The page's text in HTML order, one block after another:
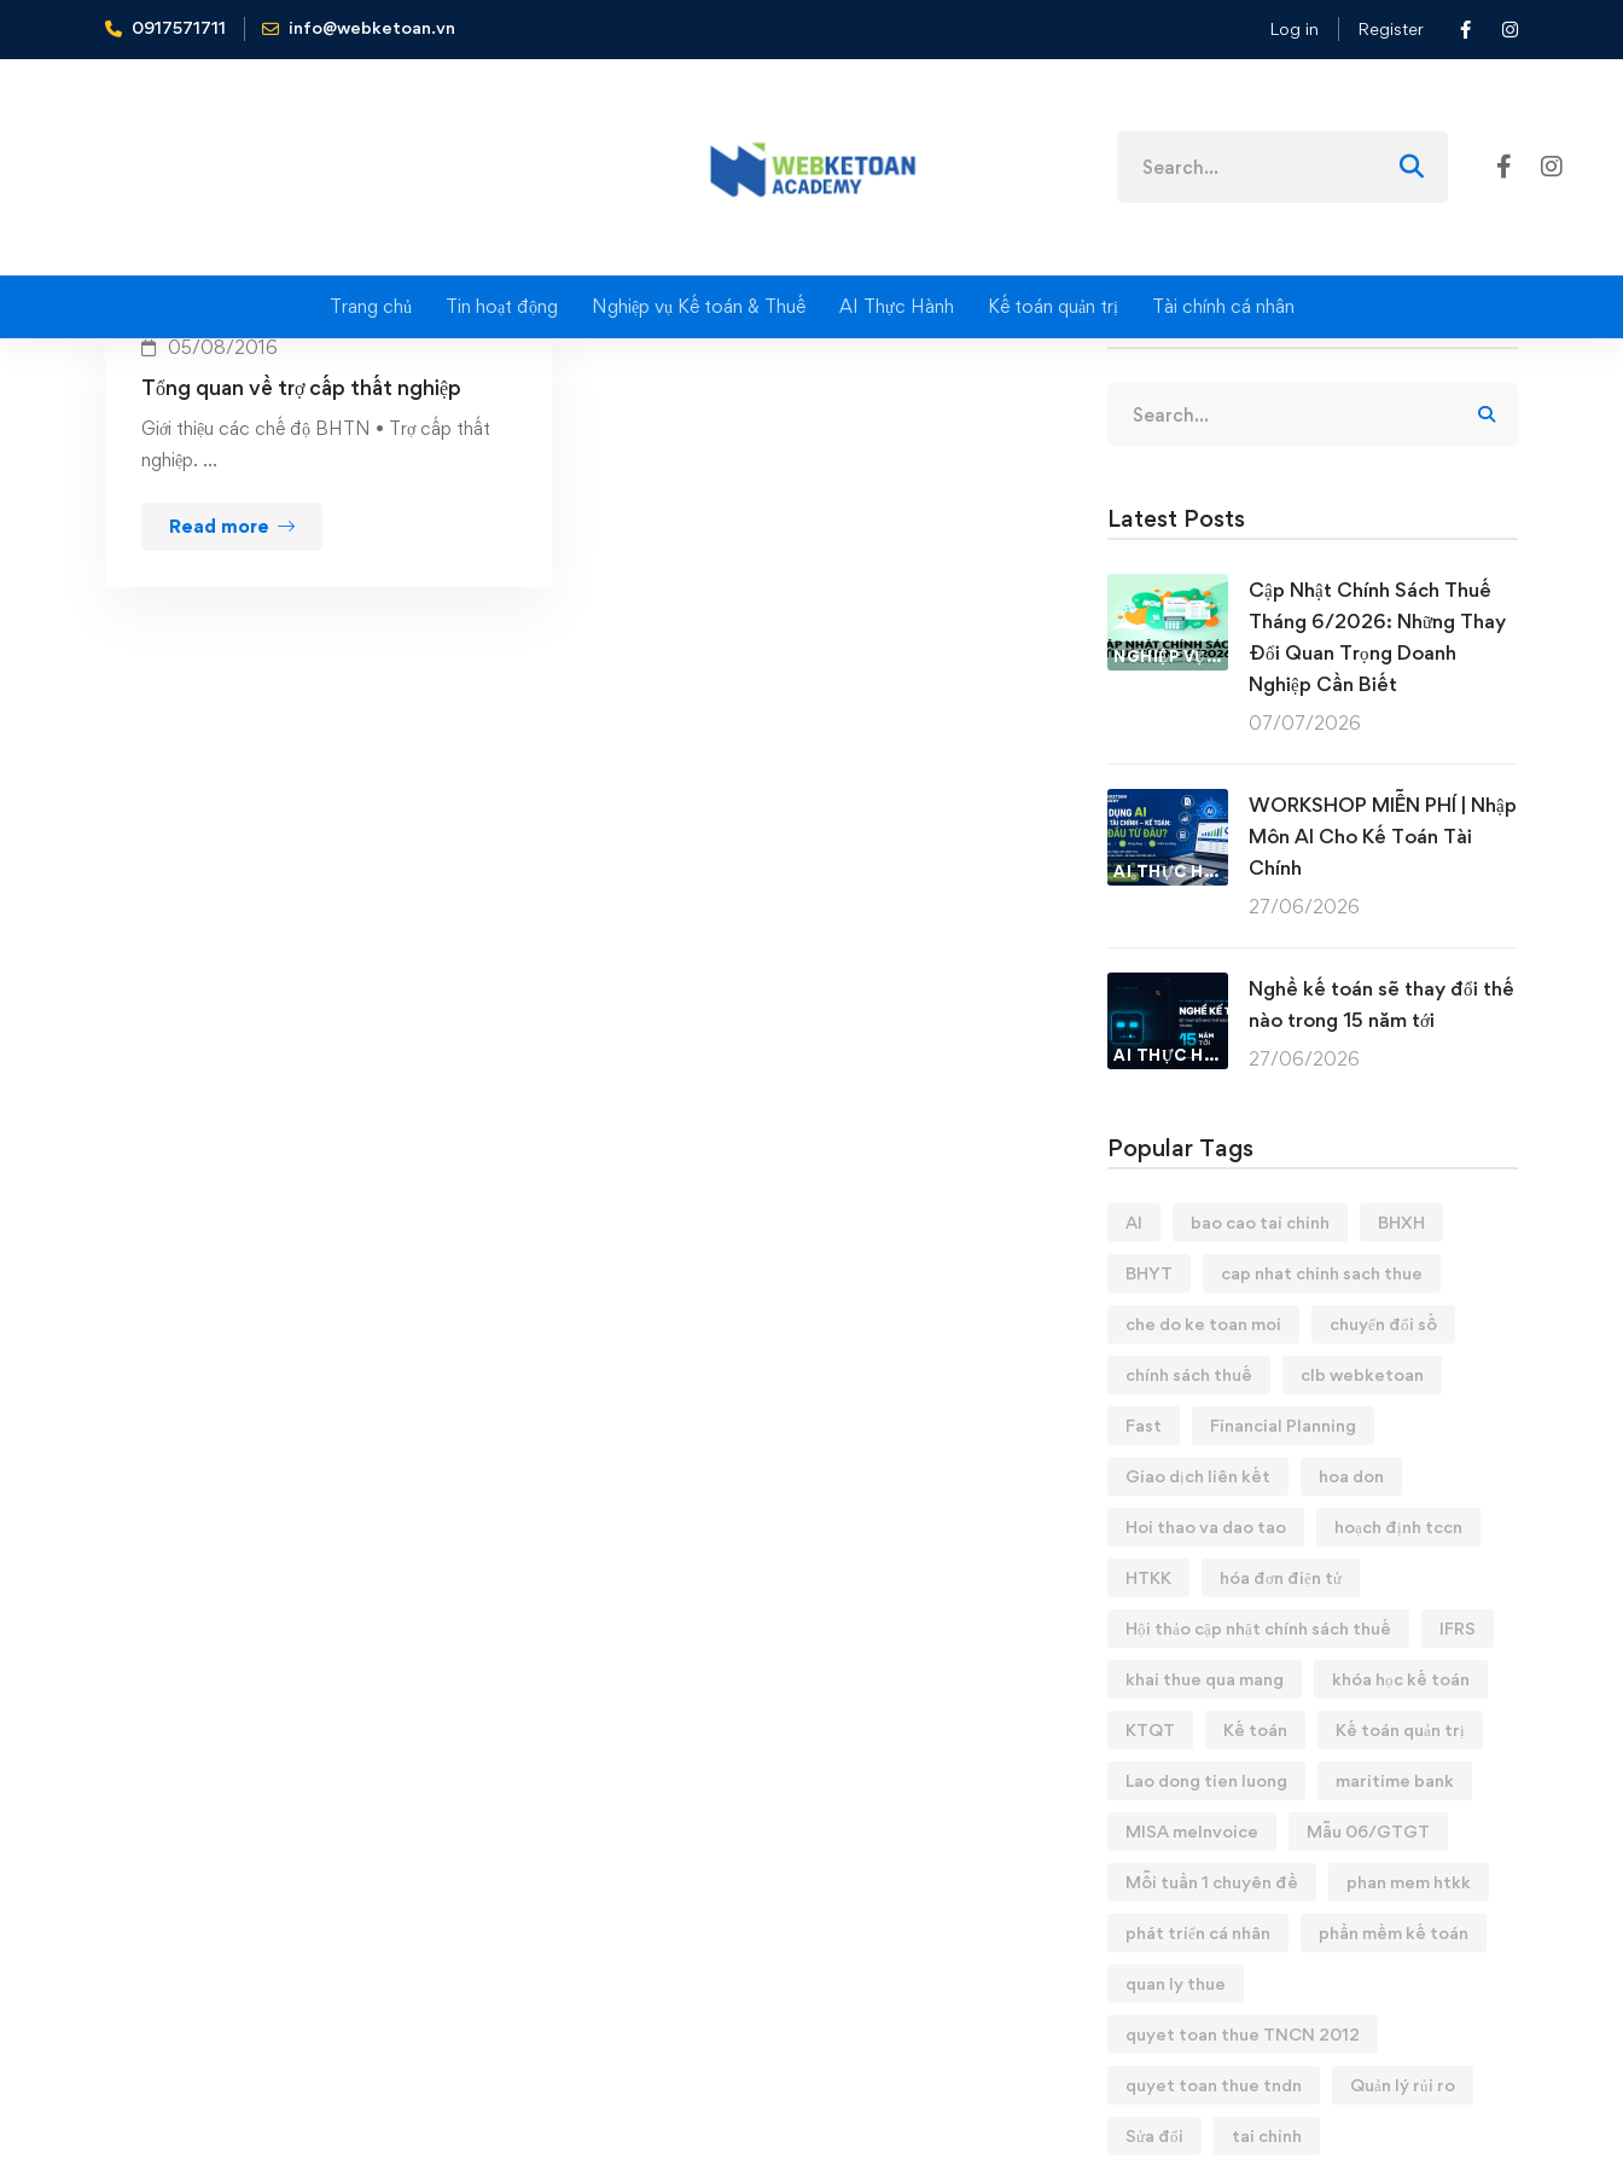
0917571711 info@webketoan.vn Log in Register
for:
Trang chủ Tin hoạt động Nghiệp vụ Kế toán & Thuế AI Thực Hành Kế toán quản trị Tài chính cá nhân
Home Trợ cấp thất nghiệp
05/08/2016
Tổng quan về trợ cấp thất nghiệp
Giới thiệu các chế độ BHTN • Trợ cấp thất
nghiệp. …
Read more
for:
Latest Posts
NGHIỆP VỤ KẾ TOÁN & THUẾ
Cập Nhật Chính Sách Thuế
Tháng 6/2026: Những Thay
Đổi Quan Trọng Doanh
Nghiệp Cần Biết
07/07/2026
AI THỰC HÀNH
WORKSHOP MIỄN PHÍ | Nhập
Môn AI Cho Kế Toán Tài
Chính
27/06/2026
AI THỰC HÀNH
Nghề kế toán sẽ thay đổi thế
nào trong 15 năm tới
27/06/2026
Popular Tags
AI bao cao tai chinh BHXH
BHYT cap nhat chinh sach thue
che do ke toan moi chuyển đổi số
chính sách thuế clb webketoan
Fast Financial Planning
Giao dịch liên kết hoa don
Hoi thao va dao tao hoạch định tccn
HTKK hóa đơn điện tử
Hội thảo cập nhật chính sách thuế IFRS
khai thue qua mang khóa học kế toán
KTQT Kế toán Kế toán quản trị
Lao dong tien luong maritime bank
MISA meInvoice Mẫu 06/GTGT
Mỗi tuần 1 chuyên đề phan mem htkk
phát triển cá nhân phần mềm kế toán
quan ly thue
quyet toan thue TNCN 2012
quyet toan thue tndn Quản lý rủi ro
Sửa đổi tai chinh